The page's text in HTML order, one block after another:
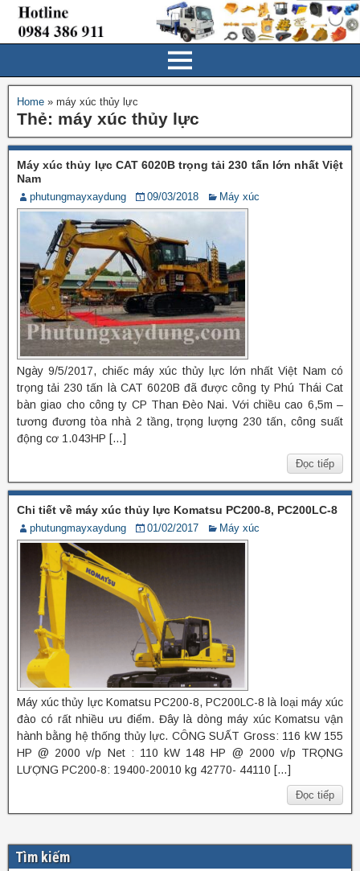
Home » máy xúc thủy lực
Thẻ: máy xúc thủy lực
Máy xúc thủy lực CAT 6020B trọng tải 230 tấn lớn nhất Việt
Nam
phutungmayxaydung 09/03/2018 Máy xúc
Ngày 9/5/2017, chiếc máy xúc thủy lực lớn nhất Việt Nam có
trọng tải 230 tấn là CAT 6020B đã được công ty Phú Thái Cat
bàn giao cho công ty CP Than Đèo Nai. Với chiều cao 6,5m –
tương đương tòa nhà 2 tầng, trọng lượng 230 tấn, công suất
động cơ 1.043HP […]
Đọc tiếp
Chi tiết về máy xúc thủy lực Komatsu PC200-8, PC200LC-8
phutungmayxaydung 01/02/2017 Máy xúc
Máy xúc thủy lực Komatsu PC200-8, PC200LC-8 là loại máy xúc
đào có rất nhiều ưu điểm. Đây là dòng máy xúc Komatsu vận
hành bằng hệ thống thủy lực. CÔNG SUẤT Gross: 116 kW 155
HP @ 2000 v/p Net : 110 kW 148 HP @ 2000 v/p TRỌNG
LƯỢNG PC200-8: 19400-20010 kg 42770- 44110 […]
Đọc tiếp
Tìm kiếm